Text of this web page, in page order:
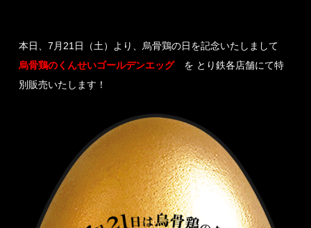
本日、7月21日（土）より、烏骨鶏の日を記念いたしまして
烏骨鶏のくんせいゴールデンエッグ を とり鉄各店舗にて特
別販売いたします！